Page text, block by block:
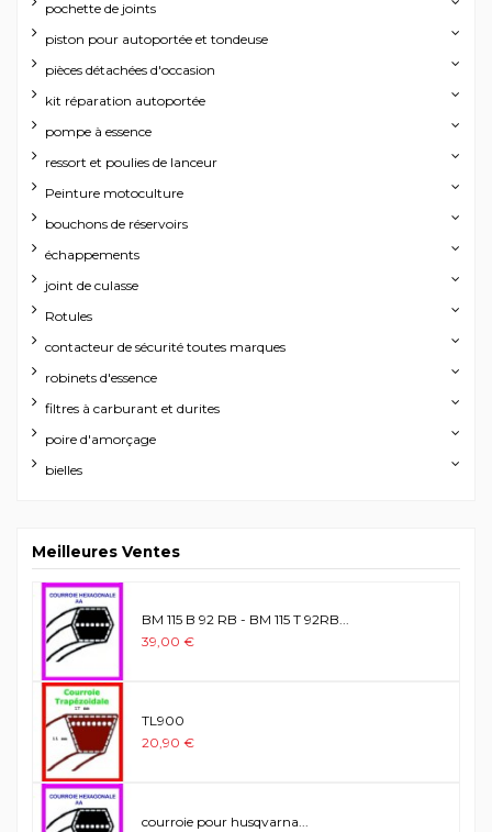
pochette de joints
piston pour autoportée et tondeuse
pièces détachées d'occasion
kit réparation autoportée
pompe à essence
ressort et poulies de lanceur
Peinture motoculture
bouchons de réservoirs
échappements
joint de culasse
Rotules
contacteur de sécurité toutes marques
robinets d'essence
filtres à carburant et durites
poire d'amorçage
bielles
Meilleures Ventes
BM 115 B 92 RB - BM 115 T 92RB...
39,00 €
TL900
20,90 €
courroie pour husqvarna...